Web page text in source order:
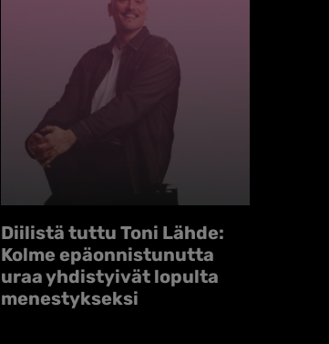
Diilistä tuttu Toni Lähde:
Kolme epäonnistunutta
uraa yhdistyivät lopulta
menestykseksi